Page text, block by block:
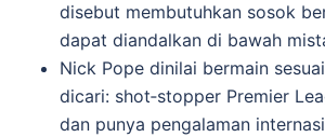
disebut membutuhkan sosok
dapat diandalkan di bawah
Nick Pope dinilai bermain
dicari: shot‑stopper Premier
dan punya pengalaman